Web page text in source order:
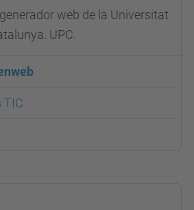
web de la Universitat
UPC.
TIC